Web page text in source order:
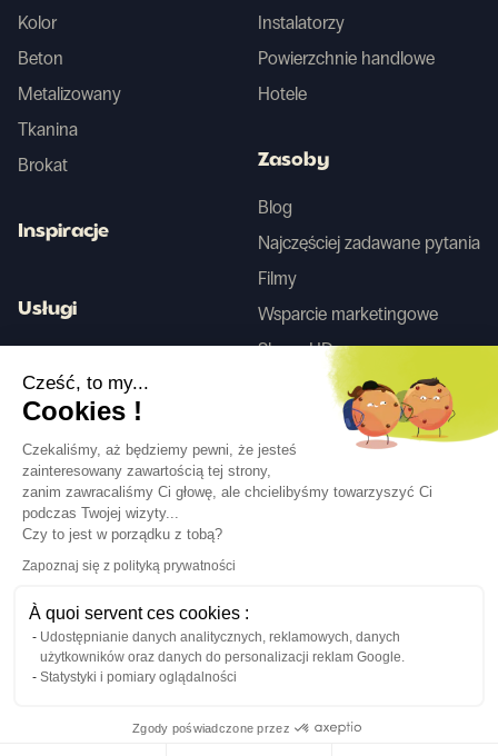
Obserwuj nas
Kolor
Beton
Metalizowany
Tkanina
Brokat
Inspiracje
Usługi
Instalatorzy
Powierzchnie handlowe
Hotele
Zasoby
Blog
Najczęściej zadawane pytania
Filmy
Wsparcie marketingowe
Skany HD
Informacje prawnePolityka prywatności
Język PL ↓
Cześć, to my...
Cookies !
Czekaliśmy, aż będziemy pewni, że jesteś
zainteresowany zawartością tej strony,
zanim zawracaliśmy Ci głowę, ale chcielibyśmy towarzyszyć Ci
podczas Twojej wizyty...
Czy to jest w porządku z tobą?
Zapoznaj się z polityką prywatności
À quoi servent ces cookies :
Udostępnianie danych analitycznych, reklamowych, danych
użytkowników oraz danych do personalizacji reklam Google.
Statystyki i pomiary oglądalności
Zgody poświadczone przez